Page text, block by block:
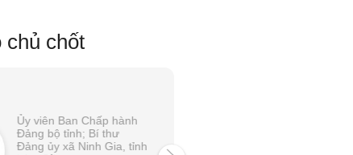
chủ chốt
Ủy viên Ban Chấp hành
Đảng bộ tỉnh; Bí thư
Đảng ủy xã Ninh Gia, tỉnh